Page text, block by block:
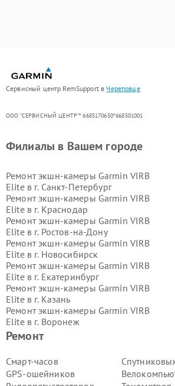
Сервисный центр RemSupport вЧереповце
ООО "СЕРВИСНЫЙ ЦЕНТР"* 6685170650*668501001
Ремонт
Смарт-часов
GPS-ошейников
Филиалы в Вашем городе
Ремонт экшн-камеры Garmin VIRB
Elite в г. Санкт-Петербург
Ремонт экшн-камеры Garmin VIRB
Elite в г. Краснодар
Ремонт экшн-камеры Garmin VIRB
Elite в г. Ростов-на-Дону
Ремонт экшн-камеры Garmin VIRB
Elite в г. Новосибирск
Ремонт экшн-камеры Garmin VIRB
Elite в г. Екатеринбург
Ремонт экшн-камеры Garmin VIRB
Elite в г. Казань
Ремонт экшн-камеры Garmin VIRB
Elite в г. Воронеж
Ремонт экшн-камеры Garmin VIRB
Elite в г.Волгоград
Elite в г.Самара
Ремонт экшн-камеры Garmin VIRB